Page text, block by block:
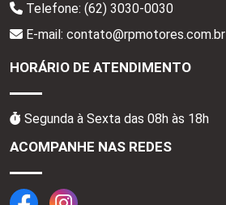
Telefone: (62) 3030-0030
E-mail: contato@rpmotores.com.br
HORÁRIO DE ATENDIMENTO
Segunda à Sexta das 08h às 18h
ACOMPANHE NAS REDES